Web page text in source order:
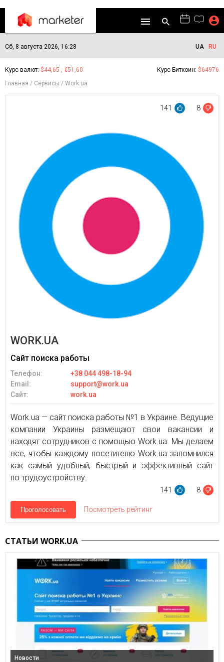
Сб, 8 августа 2026, 16:28 UA RU
Курс валют: $44,65 , €51,60 Курс Биткоин: $64976
Главная
Сервисы Work.ua
141 8
WORK.UA
Сайт поиска работы
Телефон:
+38 044 498-18-94
Email:
support@work.ua
Сайт:
work.ua
Work.ua — сайт поиска работы №1 в Украине. Ведущие
компании Украины размещают свои вакансии и
находят сотрудников с помощью Work.ua. Мы делаем
все, чтобы каждому посетителю Work.ua запомнился
как самый удобный, быстрый и эффективный сайт
по трудоустройству.
141 8
Проголосовать Посмотреть рейтинг
СТАТЬИ WORK.UA
Новости